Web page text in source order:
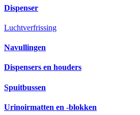
Dispenser
Luchtverfrissing
Navullingen
Dispensers en houders
Spuitbussen
Urinoirmatten en -blokken